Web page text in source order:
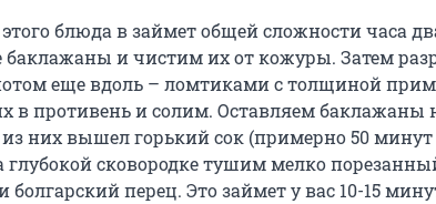
блюда в займет общей сложности часа
и чистим их от кожуры. Затем
еще вдоль – ломтиками с толщиной
в противень и солим. Оставляем баклажаны
них вышел горький сок (примерно 50 минут
глубокой сковородке тушим мелко
перец. Это займет у вас 10-15